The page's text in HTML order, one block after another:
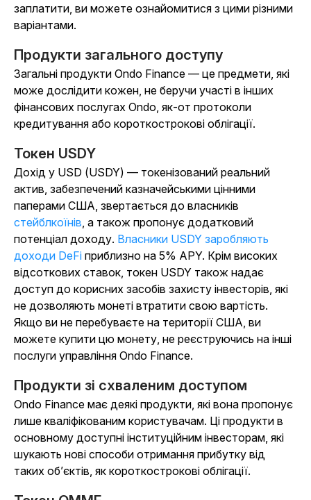
заплатити, ви можете ознайомитися з цими різними
варіантами.
Продукти загального доступу
Загальні продукти Ondo Finance — це предмети, які
може дослідити кожен, не беручи участі в інших
фінансових послугах Ondo, як-от протоколи
кредитування або короткострокові облігації.
Токен USDY
Дохід у USD (USDY) — токенізований реальний
актив, забезпечений казначейськими цінними
паперами США, звертається до власників
стейблкоїнів, а також пропонує додатковий
потенціал доходу. Власники USDY заробляють
доходи DeFi приблизно на 5% APY. Крім високих
відсоткових ставок, токен USDY також надає
доступ до корисних засобів захисту інвесторів, які
не дозволяють монеті втратити свою вартість.
Якщо ви не перебуваєте на території США, ви
можете купити цю монету, не реєструючись на інші
послуги управління Ondo Finance.
Продукти зі схваленим доступом
Ondo Finance має деякі продукти, які вона пропонує
лише кваліфікованим користувачам. Ці продукти в
основному доступні інституційним інвесторам, які
шукають нові способи отримання прибутку від
таких об’єктів, як короткострокові облігації.